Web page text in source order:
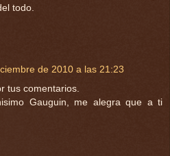
todo.
de 2010 a las 21:23
tus comentarios.
Gauguin, me alegra que a ti